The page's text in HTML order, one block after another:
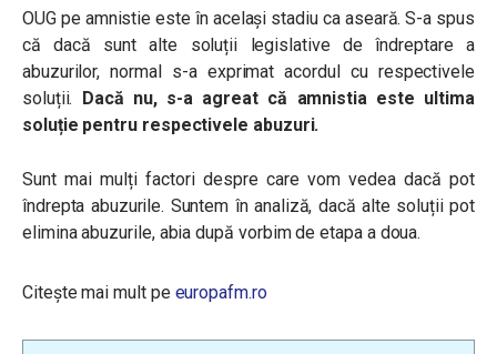
OUG pe amnistie este în același stadiu ca aseară. S-a spus
că dacă sunt alte soluții legislative de îndreptare a
abuzurilor, normal s-a exprimat acordul cu respectivele
soluții. Dacă nu, s-a agreat că amnistia este ultima
soluție pentru respectivele abuzuri.
Sunt mai mulți factori despre care vom vedea dacă pot
îndrepta abuzurile. Suntem în analiză, dacă alte soluții pot
elimina abuzurile, abia după vorbim de etapa a doua.
Citește mai mult pe europafm.ro